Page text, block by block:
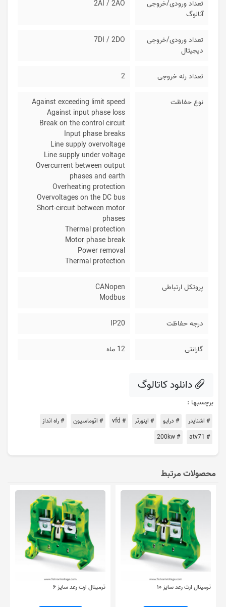
تعداد ورودی/خروجی
آنالوگ
2AI / 2AO
تعداد ورودی/خروجی
دیجیتال
7DI / 2DO
تعداد رله خروجی 2
نوع حفاظت
Against exceeding limit speed
Against input phase loss
Break on the control circuit
Input phase breaks
Line supply overvoltage
Line supply under voltage
Overcurrent between output
phases and earth
Overheating protection
Overvoltages on the DC bus
Short-circuit between motor
phases
Thermal protection
Motor phase break
Power removal
Thermal protection
پروتکل ارتباطی
CANopen
Modbus
درجه حفاظت IP20
گارانتی 12 ماه
دانلود کاتالوگ
برچسبها :
# اشنایدر # درایو # اینورتر # vfd # اتوماسیون
# راه انداز
# atv71
# 200kw
محصولات مرتبط
ترمینال ارت رعد سایز ۱۰ ترمینال ارت رعد سایز ۶